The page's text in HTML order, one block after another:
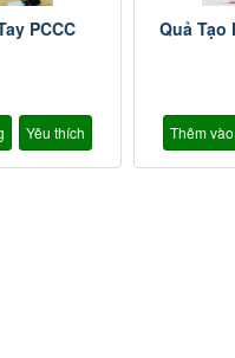
PCCC
Yêu thích
Quả Tạo
Thêm